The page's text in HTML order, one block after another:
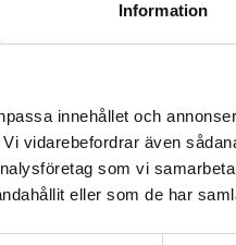
Information
innehållet och
vidarebefordrar även
som vi
eller som de har
Mjuk yoga, andning
redo för resten av dagen och
bekväma kläder för väder.